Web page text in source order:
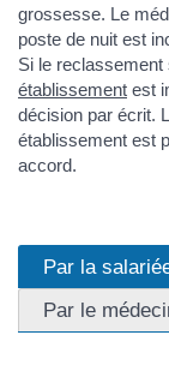
grossesse. Le
poste de nuit est
Si le reclassement
établissement est
décision par écrit.
établissement est
accord.
Par la
Par le